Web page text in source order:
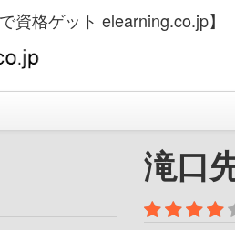
資格ゲット elearning.co.jp】
滝口